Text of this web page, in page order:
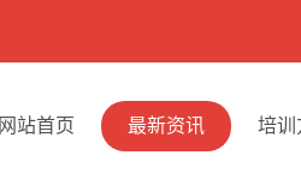
网站首页 最新资讯 培训